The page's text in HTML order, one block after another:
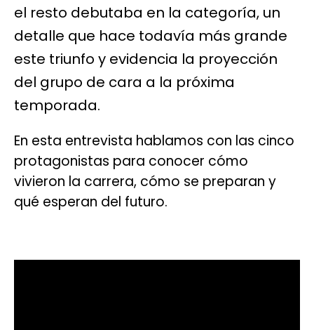
el resto debutaba en la categoría, un
detalle que hace todavía más grande
este triunfo y evidencia la proyección
del grupo de cara a la próxima
temporada.
En esta entrevista hablamos con las cinco
protagonistas para conocer cómo
vivieron la carrera, cómo se preparan y
qué esperan del futuro.